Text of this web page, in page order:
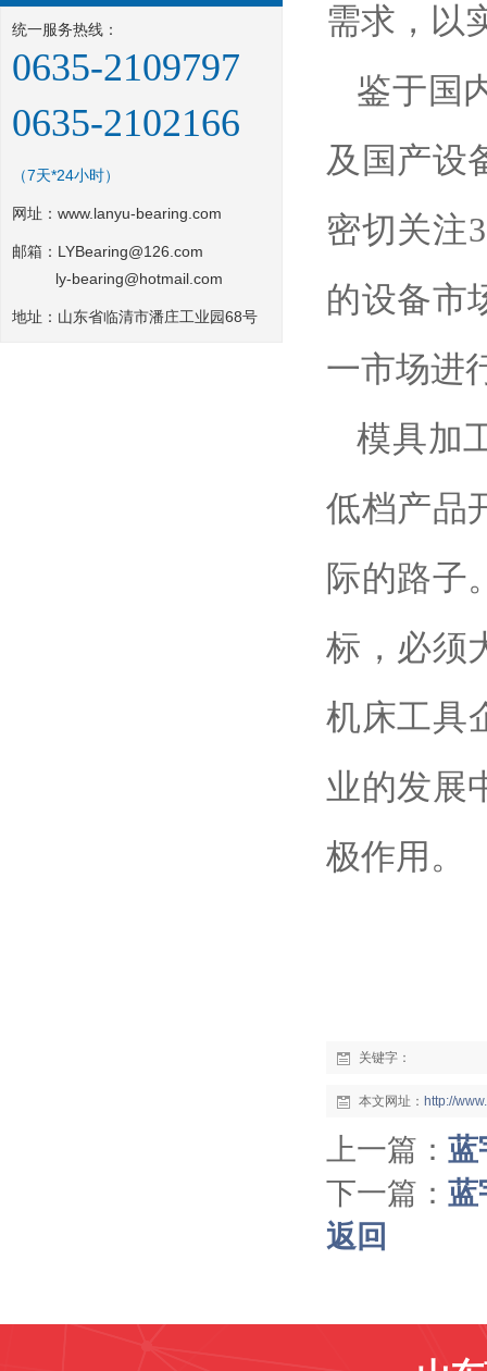
统一服务热线：
0635-2109797
0635-2102166
（7天*24小时）
网址： www.lanyu-bearing.com
邮箱：LYBearing@126.com
ly-bearing@hotmail.com
地址：山东省临清市潘庄工业园68号
需求，以
鉴于国
及国产设
密切关注
的设备市
一市场进
模具加
低档产品
际的路子
标，必须
机床工具
业的发展
极作用。
关键字：
本文网址： http://
上一篇： 蓝
下一篇： 蓝
返回